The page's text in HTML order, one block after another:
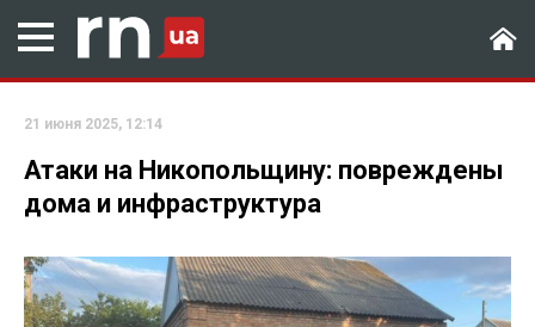
21 июня 2025, 12:14
Атаки на Никопольщину: повреждены
дома и инфраструктура